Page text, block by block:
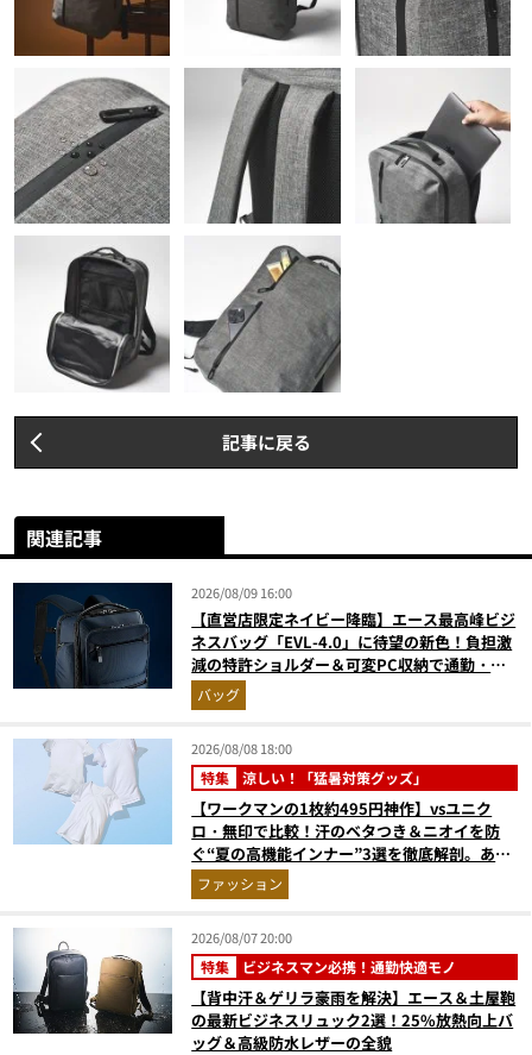
記事に戻る
関連記事
2026/08/09 16:00
【直営店限定ネイビー降臨】エース最高峰ビジ
ネスバッグ「EVL-4.0」に待望の新色！負担激
減の特許ショルダー＆可変PC収納で通勤・出
張が無敵に
バッグ
2026/08/08 18:00
特集 涼しい！「猛暑対策グッズ」
【ワークマンの1枚約495円神作】vsユニク
ロ・無印で比較！汗のベタつき＆ニオイを防
ぐ“夏の高機能インナー”3選を徹底解剖。あな
たに最適な1着は？
ファッション
2026/08/07 20:00
特集 ビジネスマン必携！通勤快適モノ
【背中汗＆ゲリラ豪雨を解決】エース＆土屋鞄
の最新ビジネスリュック2選！25%放熱向上バ
ッグ＆高級防水レザーの全貌